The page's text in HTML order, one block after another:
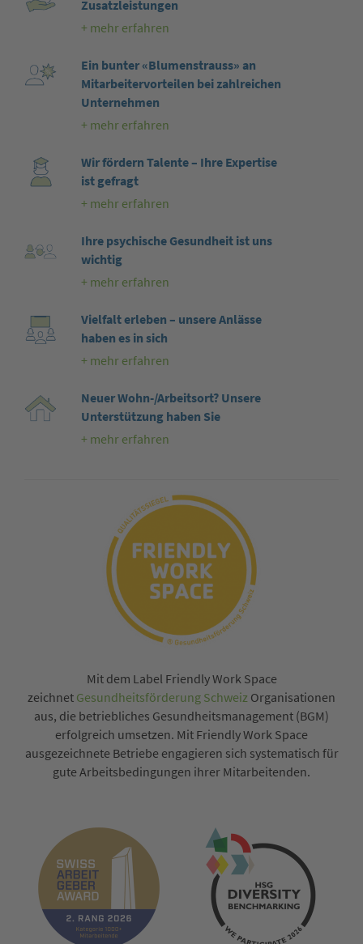
Zusatzleistungen
+ mehr erfahren
Ein bunter «Blumenstrauss» an
Mitarbeitervorteilen bei zahlreichen
Unternehmen
+ mehr erfahren
Wir fördern Talente – Ihre Expertise
ist gefragt
+ mehr erfahren
Ihre psychische Gesundheit ist uns
wichtig
+ mehr erfahren
Vielfalt erleben – unsere Anlässe
haben es in sich
+ mehr erfahren
Neuer Wohn-/Arbeitsort? Unsere
Unterstützung haben Sie
+ mehr erfahren
Mit dem Label Friendly Work Space
zeichnet Gesundheitsförderung Schweiz Organisationen
aus, die betriebliches Gesundheitsmanagement (BGM)
erfolgreich umsetzen. Mit Friendly Work Space
ausgezeichnete Betriebe enga­gieren sich systematisch für
gute Arbeitsbedingun­gen ihrer Mitarbeitenden.